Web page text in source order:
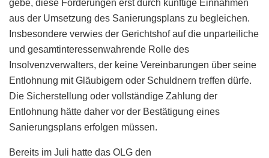
gebe, diese Forderungen erst durch künftige Einnahmen
aus der Umsetzung des Sanierungsplans zu begleichen.
Insbesondere verwies der Gerichtshof auf die unparteiliche
und gesamtinteressenwahrende Rolle des
Insolvenzverwalters, der keine Vereinbarungen über seine
Entlohnung mit Gläubigern oder Schuldnern treffen dürfe.
Die Sicherstellung oder vollständige Zahlung der
Entlohnung hätte daher vor der Bestätigung eines
Sanierungsplans erfolgen müssen.
Bereits im Juli hatte das OLG den